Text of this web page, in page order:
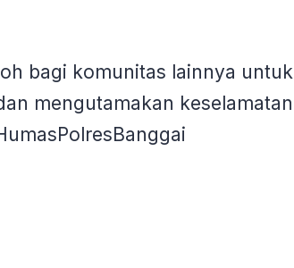
bagi komunitas lainnya untuk
mengutamakan keselamatan